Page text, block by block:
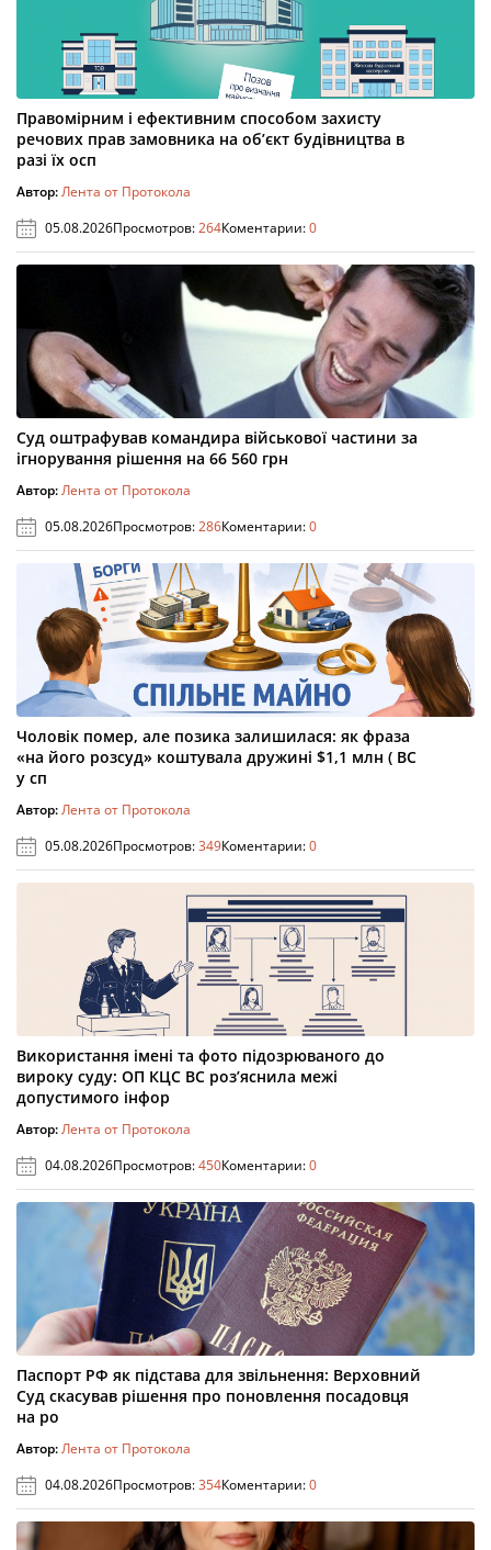
Правомірним і ефективним способом захисту
речових прав замовника на об’єкт будівництва в
разі їх осп
Автор:Лента от Протокола
05.08.2026Просмотров:264Коментарии:0
Суд оштрафував командира військової частини за
ігнорування рішення на 66 560 грн
Автор:Лента от Протокола
05.08.2026Просмотров:286Коментарии:0
Чоловік помер, але позика залишилася: як фраза
«на його розсуд» коштувала дружині $1,1 млн ( ВС
у сп
Автор:Лента от Протокола
05.08.2026Просмотров:349Коментарии:0
Використання імені та фото підозрюваного до
вироку суду: ОП КЦС ВС роз’яснила межі
допустимого інфор
Автор:Лента от Протокола
04.08.2026Просмотров:450Коментарии:0
Паспорт РФ як підстава для звільнення: Верховний
Суд скасував рішення про поновлення посадовця
на ро
Автор:Лента от Протокола
04.08.2026Просмотров:354Коментарии:0